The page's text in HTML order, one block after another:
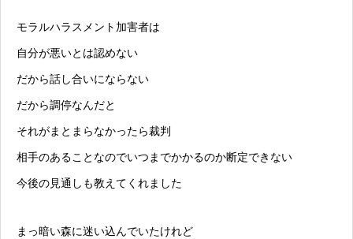
モラルハラスメント 加害者は
自分が悪いとは認めない
だから話し合いにならない
だから調停なんだと
それがまとまらなかったら裁判
相手のあることなのでいつまでかかるのか断定できない
今後の見通しも教えてくれました
まっ暗い森に迷い込んでいたけれど